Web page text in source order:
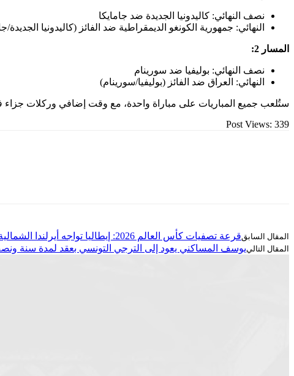
نصف النهائي: كاليدونيا الجديدة ضد جامايكا
النهائي: جمهورية الكونغو الديمقراطية ضد الفائز (كاليدونيا الجديدة/
المسار 2:
نصف النهائي: بوليفيا ضد سورينام
النهائي: العراق ضد الفائز (بوليفيا/سورينام)
ستُلعب جميع المباريات على مباراة واحدة، مع وقت إضافي وركلات جزاء
Post Views: 339
قرعة تصفيات كأس العالم 2026: إيطاليا تواجه أيرلندا الشمالية وأوكرانيا السويد.. جدول كامل للملحقات الأوروبية
يوسف المساكني يعود إلى الترجي التونسي بعقد لمدة سنة